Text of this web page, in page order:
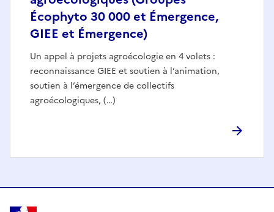
Écophyto 30 000 et Émergence,
GIEE et Émergence)
Un appel à projets agroécologie en 4 volets :
reconnaissance GIEE et soutien à l’animation,
soutien à l’émergence de collectifs
agroécologiques, (…)